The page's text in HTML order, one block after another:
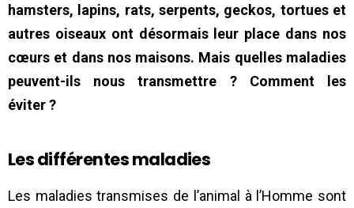
hamsters, lapins, rats, serpents, geckos, tortues et
autres oiseaux ont désormais leur place dans nos
cœurs et dans nos maisons. Mais quelles maladies
peuvent-ils nous transmettre ? Comment les
éviter ?
Les différentes maladies
Les maladies transmises de l’animal à l’Homme sont